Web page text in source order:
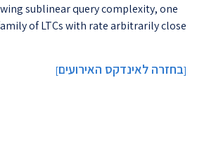
sublinear query complexity, one
of LTCs with rate arbitrarily close
[בחזרה לאינדקס האירועים]